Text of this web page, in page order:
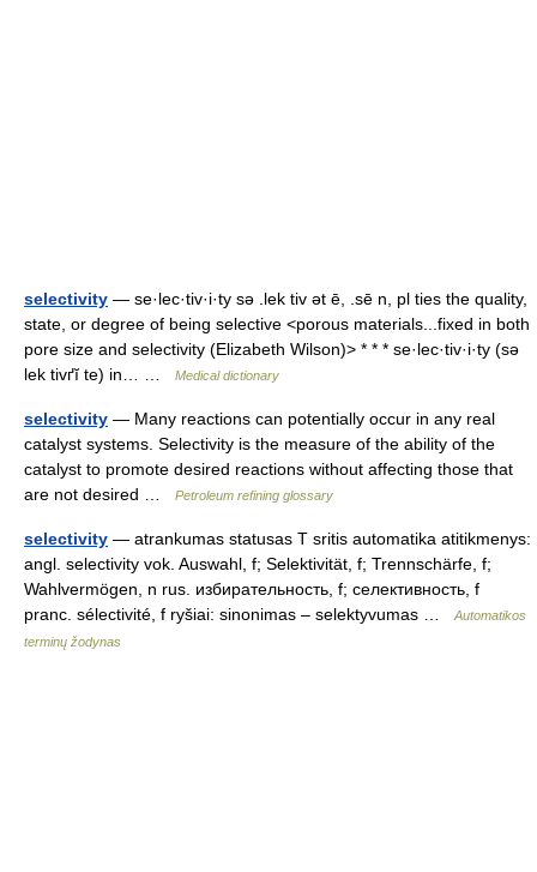
selectivity — se·lec·tiv·i·ty sə .lek tiv ət ē, .sē n, pl ties the quality,
state, or degree of being selective <porous materials...fixed in both
pore size and selectivity (Elizabeth Wilson)> * * * se·lec·tiv·i·ty (sə
lek tivґĭ te) in… …
Medical dictionary
selectivity — Many reactions can potentially occur in any real
catalyst systems. Selectivity is the measure of the ability of the
catalyst to promote desired reactions without affecting those that
are not desired …
Petroleum refining glossary
selectivity — atrankumas statusas T sritis automatika atitikmenys:
angl. selectivity vok. Auswahl, f; Selektivität, f; Trennschärfe, f;
Wahlvermögen, n rus. избирательность, f; селективность, f
pranc. sélectivité, f ryšiai: sinonimas – selektyvumas …
Automatikos
terminų žodynas